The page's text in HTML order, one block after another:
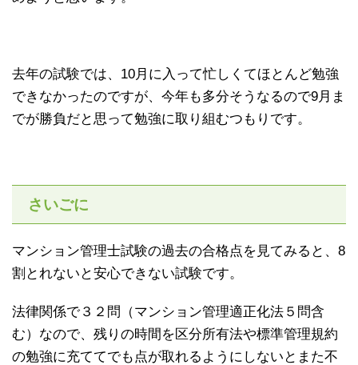
去年の試験では、10月に入って忙しくてほとんど勉強
できなかったのですが、今年も多分そうなるので9月ま
でが勝負だと思って勉強に取り組むつもりです。
さいごに
マンション管理士試験の過去の合格点を見てみると、8
割とれないと安心できない試験です。
法律関係で３２問（マンション管理適正化法５問含
む）なので、残りの時間を区分所有法や標準管理規約
の勉強に充ててでも点が取れるようにしないとまた不